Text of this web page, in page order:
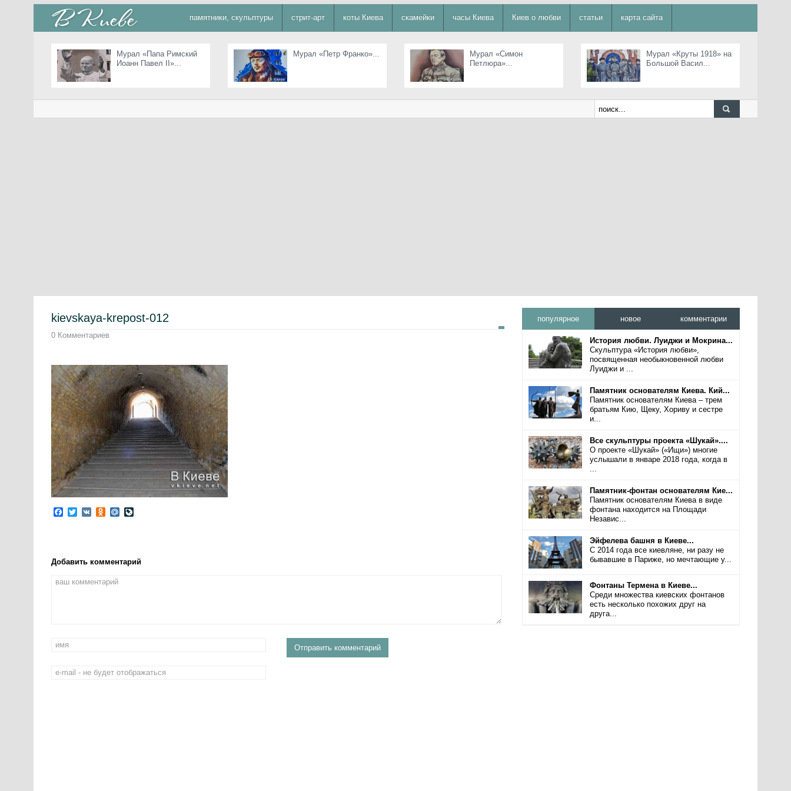
памятники, скульптуры стрит-арт коты Киева скамейки часы Киева Киев о любви статьи карта сайта
Мурал «Папа Римский
Иоанн Павел II»...
Мурал «Петр Франко»...
Мурал «Симон
Петлюра»...
Мурал «Круты 1918» на
Большой Васил...
kievskaya-krepost-012
0 Комментариев
Facebook
Twitter
VK Odnoklassniki
Mail.Ru
Добавить комментарий
популярное новое комментарии
История любви. Луиджи и Мокрина...
Скульптура «История любви»,
посвященная необыкновенной любви
Луиджи и ...
Памятник основателям Киева. Кий...
Памятник основателям Киева – трем
братьям Кию, Щеку, Хориву и сестре
и...
Все скульптуры проекта «Шукай»....
О проекте «Шукай» («Ищи») многие
услышали в январе 2018 года, когда в
...
Памятник-фонтан основателям Кие...
Памятник основателям Киева в виде
фонтана находится на Площади
Независ...
Эйфелева башня в Киеве...
С 2014 года все киевляне, ни разу не
бывавшие в Париже, но мечтающие у...
Фонтаны Термена в Киеве...
Среди множества киевских фонтанов
есть несколько похожих друг на
друга...